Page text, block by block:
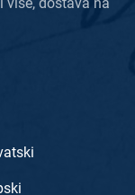
više, dostava na